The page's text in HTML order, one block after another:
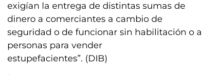
exigían la entrega de distintas sumas de
dinero a comerciantes a cambio de
seguridad o de funcionar sin habilitación o a
personas para vender
estupefacientes”. (DIB)